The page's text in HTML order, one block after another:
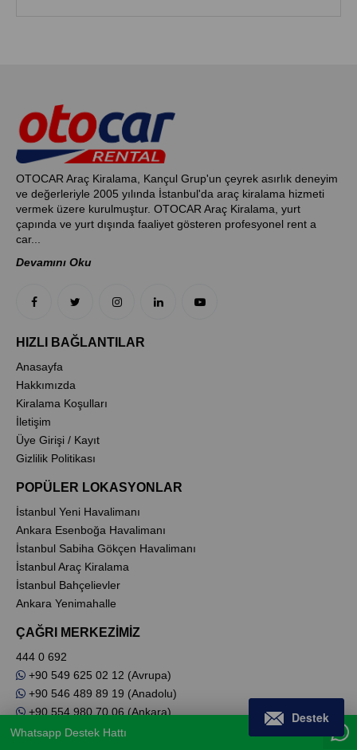
OTOCAR Araç Kiralama, Kançul Grup'un çeyrek asırlık deneyim
ve değerleriyle 2005 yılında İstanbul'da araç kiralama hizmeti
vermek üzere kurulmuştur. OTOCAR Araç Kiralama, yurt
çapında ve yurt dışında faaliyet gösteren profesyonel rent a
car...
Devamını Oku
HIZLI BAĞLANTILAR
Anasayfa
Hakkımızda
Kiralama Koşulları
İletişim
Üye Girişi / Kayıt
Gizlilik Politikası
POPÜLER LOKASYONLAR
İstanbul Yeni Havalimanı
Ankara Esenboğa Havalimanı
İstanbul Sabiha Gökçen Havalimanı
İstanbul Araç Kiralama
İstanbul Bahçelievler
Ankara Yenimahalle
ÇAĞRI MERKEZİMİZ
444 0 692
+90 549 625 02 12 (Avrupa)
+90 546 489 89 19 (Anadolu)
+90 554 980 70 06 (Ankara)
Destek
Whatsapp Destek Hattı